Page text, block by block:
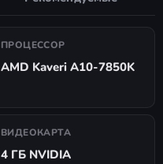
ПРОЦЕССОР
AMD Kaveri A10-7850K
ВИДЕОКАРТА
4 ГБ NVIDIA